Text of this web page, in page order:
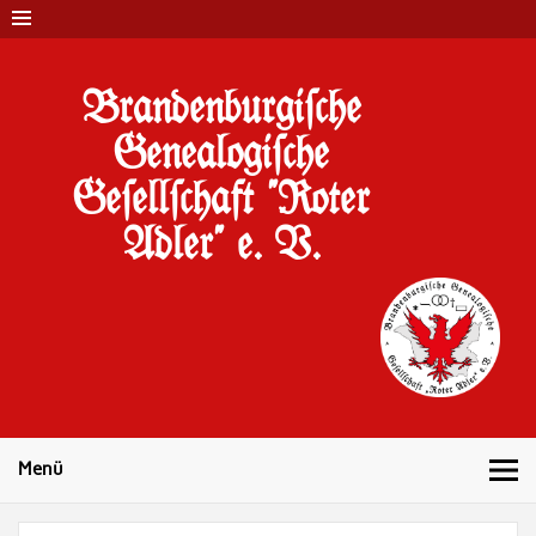
Brandenburgi#che
Genealogi#che
Ge#ell#chaft "Roter
Adler" e. V.
Menü